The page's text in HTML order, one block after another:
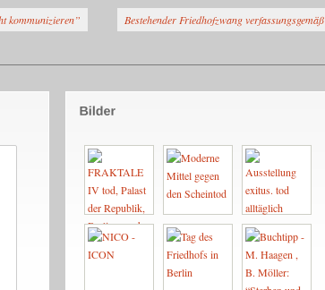
kommunizieren” Bestehender Friedhofzwang verfassungsgemäß